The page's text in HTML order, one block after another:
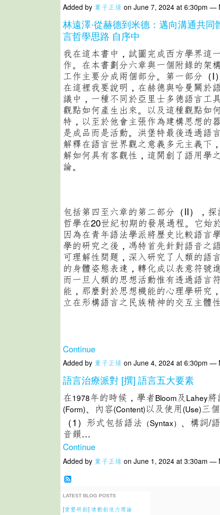
Added by 葉子正绿 on June 7, 2024 at 6:30pm —
林遠澤·從赫德到米德：邁向溝通共同
言哲學思路 自序中
我在這本書中，試圖完成西方學界這
作。在本書劃分六章與一個附錄的架
工作主要分成兩個部分。第一部分（I
在這裡我要說明，在赫德與哈曼關於
議中，一種不同於亞里士多德語言工
觀點如何產生出來。以及這種觀點如
特，以至於他會主張作為建構思想的
是成品而是活動。洪堡特最後透過語
解釋在語言世界觀之意義多元主義下
解如何具有客觀性，這開創了語用學
論。
包括第四至六章的第二部分（II），
哲學在20世紀初期的發展過程。它始
因為在青年語法學派將歷史比較語言
學的研究之後，馮特首先針對語音之
可理解性問題，深入研究了人類的語
的身體姿態表達，轉化成以表意符號
而一旦人類的思想活動惟有透過語言
能，那麼對於思想機能的心理學研究
立在形構語言之民族精神的交互主體
Continue
Added by 葉子正绿 on June 4, 2024 at 6:30pm —
語言治療派對 [撰] 語言五大要素
在1978年的時候，學者Bloom及 Lahey將
(Form)、內容(Content)以及使用(Use)三
（1）形式包括語法 （Syntax） 、構詞/
音韻…
Continue
Added by 葉子正绿 on June 1, 2024 at 3:30am —
LATEST BLOG POSTS
[愛墾研創] 情動創造力理論